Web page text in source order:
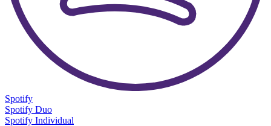
Spotify
Spotify Duo
Spotify Individual